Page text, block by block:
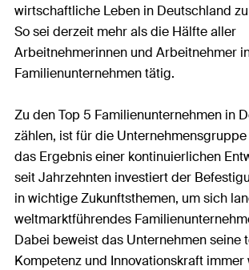
wirtschaftliche Leben in Deutschland
So sei derzeit mehr als die Hälfte aller
Arbeitnehmerinnen und Arbeitnehmer
Familienunternehmen tätig.
Zu den Top 5 Familienunternehmen in
zählen, ist für die
das Ergebnis einer kontinuierlichen
seit Jahrzehnten investiert der
in wichtige Zukunftsthemen, um sich
weltmarktführendes
Dabei beweist das Unternehmen seine
Kompetenz und Innovationskraft immer